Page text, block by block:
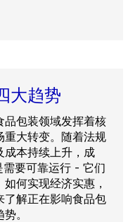
大趋势
品包装领域发挥着核
重大转变。随着法规
成本持续上升，成
要可靠运行 - 它们
何实现经济实惠，
了解正在影响食品包
。